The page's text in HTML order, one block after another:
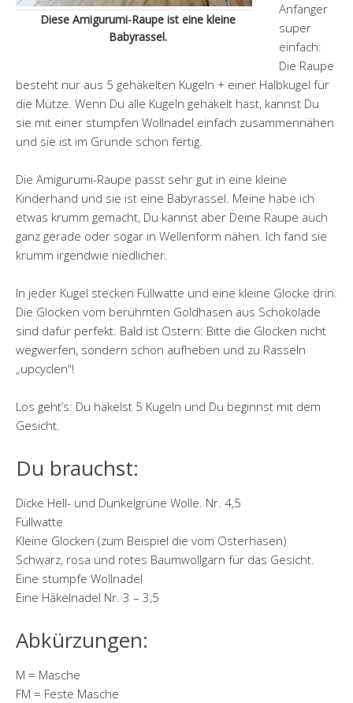
Diese Amigurumi-Raupe ist eine kleine
Babyrassel.
Anfänger
super
einfach:
Die Raupe
besteht nur aus 5 gehäkelten Kugeln + einer Halbkugel für
die Mütze. Wenn Du alle Kugeln gehäkelt hast, kannst Du
sie mit einer stumpfen Wollnadel einfach zusammennähen
und sie ist im Grunde schon fertig.
Die Amigurumi-Raupe passt sehr gut in eine kleine
Kinderhand und sie ist eine Babyrassel. Meine habe ich
etwas krumm gemacht, Du kannst aber Deine Raupe auch
ganz gerade oder sogar in Wellenform nähen. Ich fand sie
krumm irgendwie niedlicher.
In jeder Kugel stecken Füllwatte und eine kleine Glocke drin.
Die Glocken vom berühmten Goldhasen aus Schokolade
sind dafür perfekt. Bald ist Ostern: Bitte die Glocken nicht
wegwerfen, sondern schön aufheben und zu Rasseln
„upcyclen“!
Los geht’s: Du häkelst 5 Kugeln und Du beginnst mit dem
Gesicht.
Du brauchst:
Dicke Hell- und Dunkelgrüne Wolle. Nr. 4,5
Füllwatte
Kleine Glocken (zum Beispiel die vom Osterhasen)
Schwarz, rosa und rotes Baumwollgarn für das Gesicht.
Eine stumpfe Wollnadel
Eine Häkelnadel Nr. 3 – 3,5
Abkürzungen:
M = Masche
FM = Feste Masche